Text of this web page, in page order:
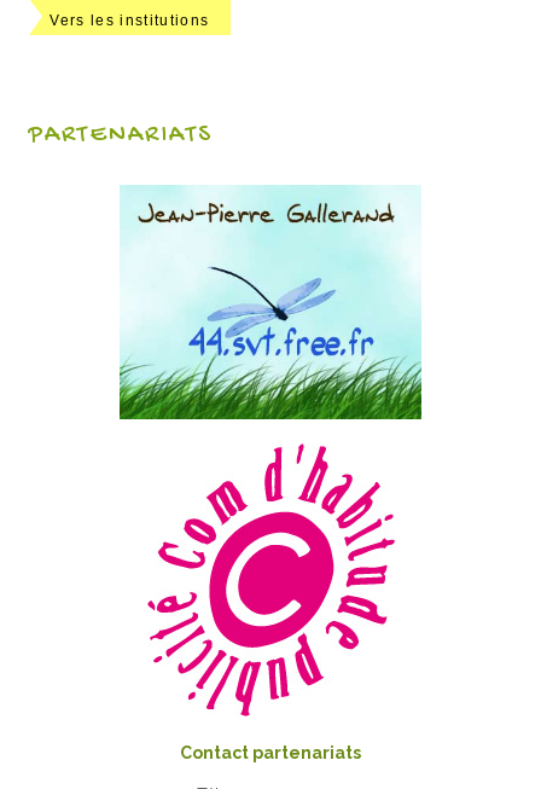
Vers les institutions
PARTENARIATS
Contact partenariats